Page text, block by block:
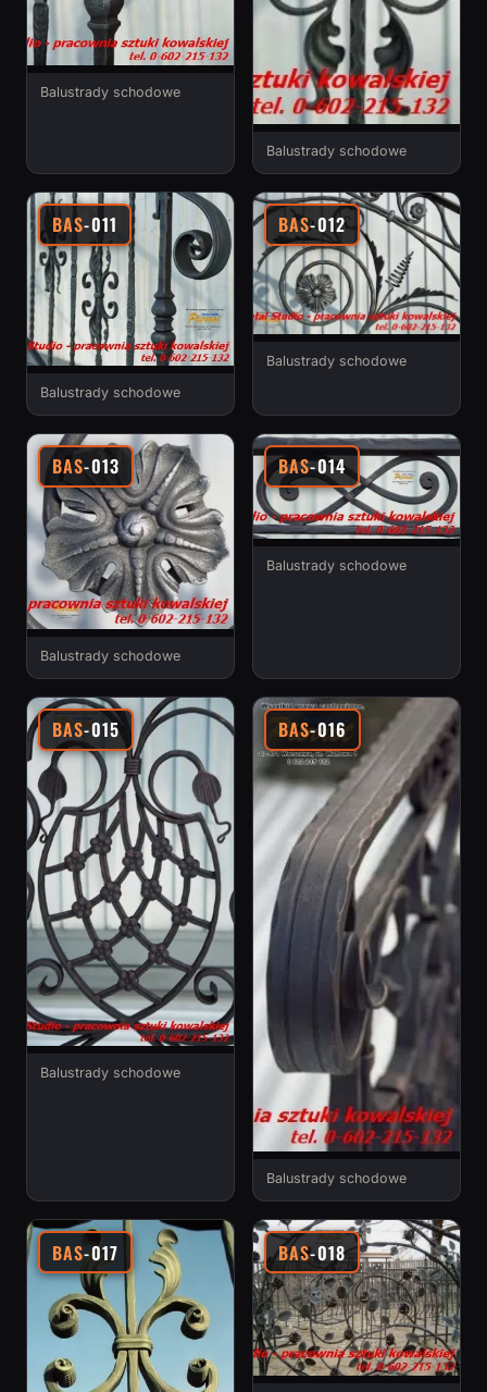
Balustrady schodowe
Balustrady schodowe
BAS-011
Balustrady schodowe
BAS-012
Balustrady schodowe
BAS-013
Balustrady schodowe
BAS-014
Balustrady schodowe
BAS-015
Balustrady schodowe
BAS-016
Balustrady schodowe
BAS-017 BAS-018